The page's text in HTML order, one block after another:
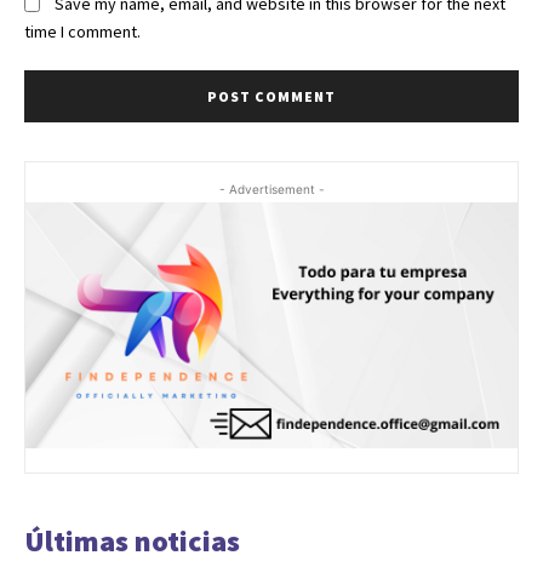
time I comment.
- Advertisement -
Últimas noticias